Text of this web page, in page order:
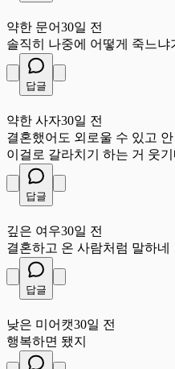
약한 문어30일 전
솔직히 나중에 어떻게 죽느냐
답글
약한 사자30일 전
결혼했어도 외로울 수 있고
이걸로 갈라치기 하는 거 웃기
답글
깊은 여우30일 전
결혼하고 온 사람처럼 말하네
답글
낮은 미어캣30일 전
행복하면 됐지